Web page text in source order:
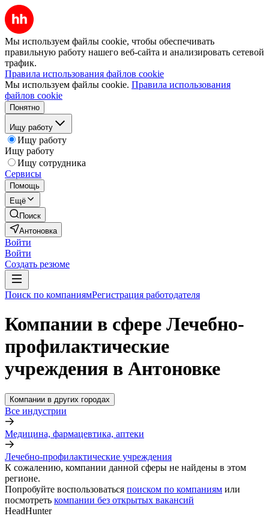
Мы используем файлы cookie, чтобы обеспечивать
правильную работу нашего веб-сайта и анализировать сетевой
трафик.
Правила использования файлов cookie
Мы используем файлы cookie. Правила использования
файлов cookie
Понятно
Ищу работу
Ищу работу
Ищу работу
Ищу сотрудника
Сервисы
Помощь
Ещё
Поиск
Антоновка
Войти
Войти
Создать резюме
Поиск по компаниямРегистрация работодателя
Компании в сфере Лечебно-
профилактические
учреждения в Антоновке
Компании в других городах
Все индустрии
Медицина, фармацевтика, аптеки
Лечебно-профилактические учреждения
К сожалению, компании данной сферы не найдены в этом
регионе.
Попробуйте воспользоваться поиском по компаниям или
посмотреть компании без открытых вакансий
HeadHunter